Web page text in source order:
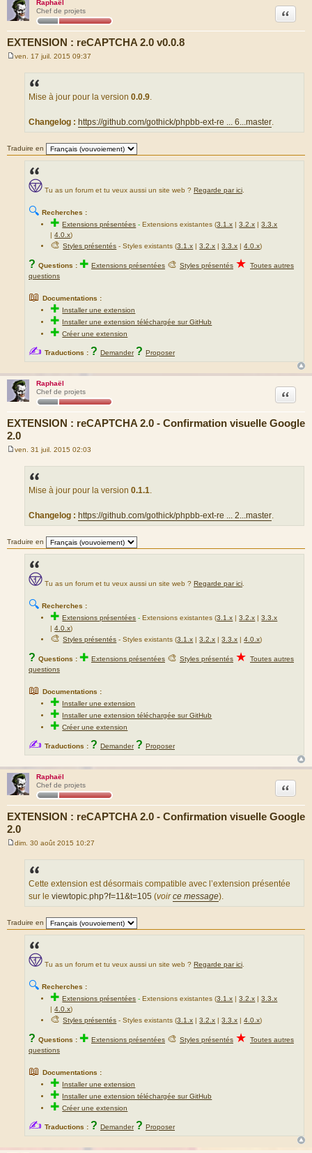
Raphaël
Chef de projets
EXTENSION : reCAPTCHA 2.0 v0.0.8
Citation
ven. 17 juil. 2015 09:37
Mise à jour pour la version 0.0.9.
Changelog : https://github.com/gothick/phpbb-ext-re ... 6...master.
Traduire en
Tu as un forum et tu veux aussi un site web ? Regarde par ici.
🔍 Recherches :
✚Extensions présentées - Extensions existantes (3.1.x |3.2.x |3.3.x
|4.0.x)
🎨Styles présentés - Styles existants (3.1.x |3.2.x |3.3.x |4.0.x)
? Questions : ✚ Extensions présentées 🎨 Styles présentés ★ Toutes autres
questions
📖 Documentations :
✚ Installer une extension
✚ Installer une extension téléchargée sur GitHub
✚Créer une extension
✍ Traductions : ? Demander ? Proposer
Raphaël
Chef de projets
EXTENSION : reCAPTCHA 2.0 - Confirmation visuelle Google
2.0
Citation
ven. 31 juil. 2015 02:03
Mise à jour pour la version 0.1.1.
Changelog : https://github.com/gothick/phpbb-ext-re ... 2...master.
Traduire en
Tu as un forum et tu veux aussi un site web ? Regarde par ici.
🔍 Recherches :
✚Extensions présentées -Extensions existantes (3.1.x |3.2.x |3.3.x
|4.0.x)
🎨Styles présentés - Styles existants (3.1.x |3.2.x |3.3.x |4.0.x)
? Questions : ✚ Extensions présentées 🎨 Styles présentés ★ Toutes autres
questions
📖 Documentations :
✚ Installer une extension
✚ Installer une extension téléchargée sur GitHub
✚Créer une extension
✍ Traductions : ? Demander ? Proposer
Raphaël
Chef de projets
EXTENSION : reCAPTCHA 2.0 - Confirmation visuelle Google
2.0
Citation
dim. 30 août 2015 10:27
Cette extension est désormais compatible avec l’extension présentée
sur le viewtopic.php?f=11&t=105 (voirce message).
Traduire en
Tu as un forum et tu veux aussi un site web ? Regarde par ici.
🔍 Recherches :
✚Extensions présentées -Extensions existantes (3.1.x |3.2.x |3.3.x
|4.0.x)
🎨Styles présentés - Styles existants (3.1.x |3.2.x |3.3.x |4.0.x)
? Questions : ✚ Extensions présentées 🎨 Styles présentés ★ Toutes autres
questions
📖 Documentations :
✚ Installer une extension
✚ Installer une extension téléchargée sur GitHub
✚Créer une extension
✍ Traductions : ? Demander ? Proposer